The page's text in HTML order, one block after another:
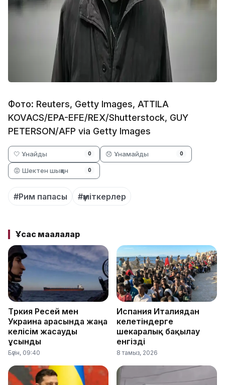
Фото: Reuters, Getty Images, ATTILA
KOVACS/EPA-EFE/REX/Shutterstock, GUY
PETERSON/AFP via Getty Images
🤍 Ұнайды 0 😞 Ұнамайды 0
😡 Шектен шыққан 0
#Рим папасы #үміткерлер
Ұқсас мақалалар
Түркия Ресей мен
Украина арасында жаңа
келісім жасауды
ұсынды
Бүгін, 09:40
Испания Италиядан
келетіндерге
шекаралық бақылау
енгізді
8 тамыз, 2026